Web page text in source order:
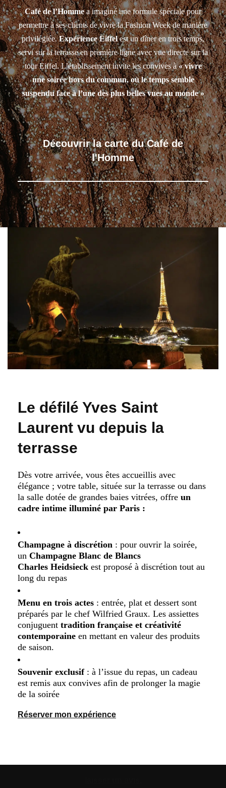
Café de l’Hommea imaginé une formule spéciale pour
permettre à ses clients de vivre la Fashion Week de manière
privilégiée.Expérience Eiffelest un dîner en trois temps,
servi sur la terrasse en première ligne avec vue directe sur la
tour Eiffel. L’établissement invite les convives à« vivre
une soirée hors du commun, où le temps semble
suspendu face à l’une des plus belles vues au monde »
Découvrir la carte du Café de
l'Homme
Le défilé Yves Saint
Laurent vu depuis la
terrasse
Dès votre arrivée, vous êtes accueillis avec
élégance ; votre table, située sur la terrasse ou dans
la salle dotée de grandes baies vitrées, offre un
cadre intime illuminé par Paris :
Champagne à discrétion : pour ouvrir la soirée,
un Champagne Blanc de Blancs
Charles Heidsieck est proposé à discrétion tout au
long du repas
Menu en trois actes : entrée, plat et dessert sont
préparés par le chef Wilfried Graux. Les assiettes
conjuguent tradition française et créativité
contemporaine en mettant en valeur des produits
de saison.
Souvenir exclusif: à l’issue du repas, un cadeau
est remis aux convives afin de prolonger la magie
de la soirée
Réserver mon expérience